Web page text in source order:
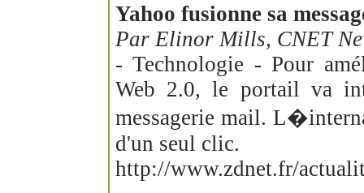
Yahoo fusionne sa
Par Elinor Mills, CNET
- Technologie - Pour
Web 2.0, le portail va
messagerie mail.
d'un seul clic.
http://www.zdnet.fr/